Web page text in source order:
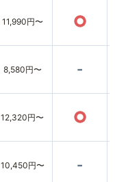
11,990円〜 ○
8,580円〜 -
12,320円〜 ○
10,450円〜 -